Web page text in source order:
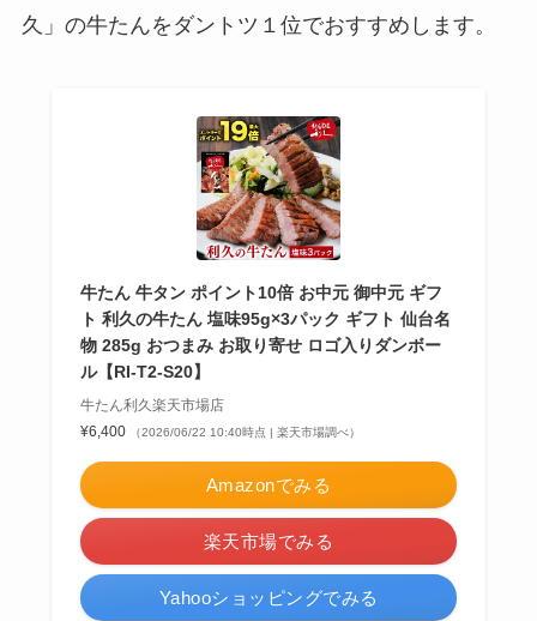
久」の牛たんをダントツ１位でおすすめします。
牛たん 牛タン ポイント10倍 お中元 御中元 ギフ
ト 利久の牛たん 塩味95g×3パック ギフト 仙台名
物 285g おつまみ お取り寄せ ロゴ入りダンボー
ル【RI-T2-S20】
牛たん利久楽天市場店
¥6,400
（2026/06/22 10:40時点 | 楽天市場調べ）
Amazonでみる
楽天市場でみる
Yahooショッピングでみる